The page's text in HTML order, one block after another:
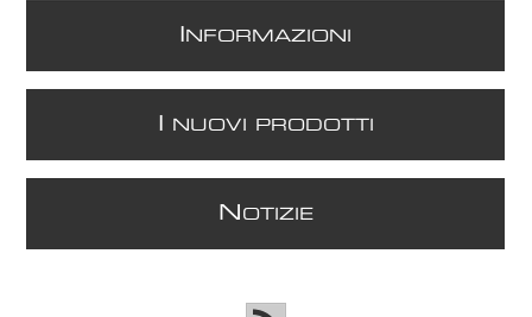
NFORMAZIONI
NUOVI PRODOTTI
N OTIZIE